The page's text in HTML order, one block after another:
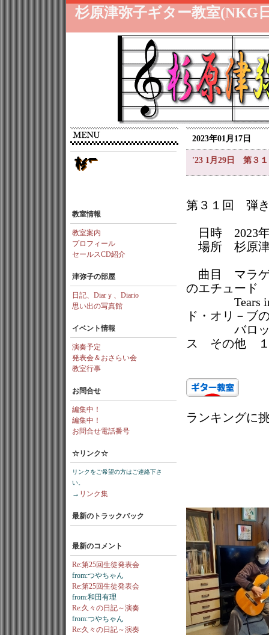
杉原津弥子ギター教室(NKG
教室情報
教室案内
プロフィール
セールスCD紹介
津弥子の部屋
日記、Diarｙ、Diario
思い出の写真館
イベント情報
演奏予定
発表会＆おさらい会
教室行事
お問合せ
編集中！
編集中！
お問合せ電話番号
☆リンク☆
リンクをご希望の方はご連絡下さ
い。
→ リンク集
最新のトラックバック
最新のコメント
Re:第25回生徒発表会
from:つやちゃん
Re:第25回生徒発表会
from:和田有理
Re:久々の日記～演奏
from:つやちゃん
Re:久々の日記～演奏
2023年01月17日
'23 1月29日 第３
第３１
日時 2023年
場所 杉原津
曲目 マラゲ
のエチュード
Tears in
ド・オリ－ブ
バロック風
ス その他 １
ランキング